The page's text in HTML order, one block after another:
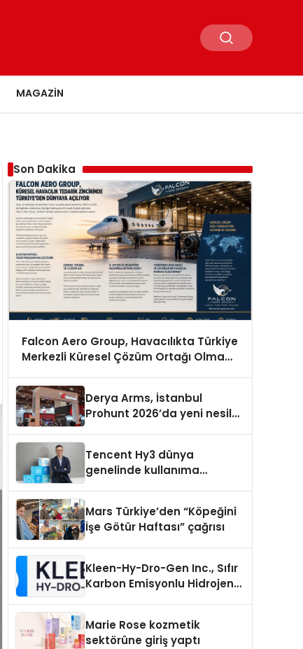
MAGAZIN
Son Dakika
Falcon Aero Group, Havacılıkta Türkiye
Merkezli Küresel Çözüm Ortağı Olma
Derya Arms, İstanbul
Prohunt 2026’da yeni nesil
Tencent Hy3 dünya
genelinde kullanıma
Mars Türkiye’den “Köpeğini
İşe Götür Haftası” çağrısı
Kleen-Hy-Dro-Gen Inc., Sıfır
Karbon Emisyonlu Hidrojen
Aldı
Marie Rose kozmetik
sektörüne giriş yaptı